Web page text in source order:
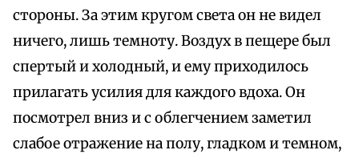
стороны. За этим кругом света он не видел
ничего, лишь темноту. Воздух в пещере был
спертый и холодный, и ему приходилось
прилагать усилия для каждого вдоха. Он
посмотрел вниз и с облегчением заметил
слабое отражение на полу, гладком и темном,